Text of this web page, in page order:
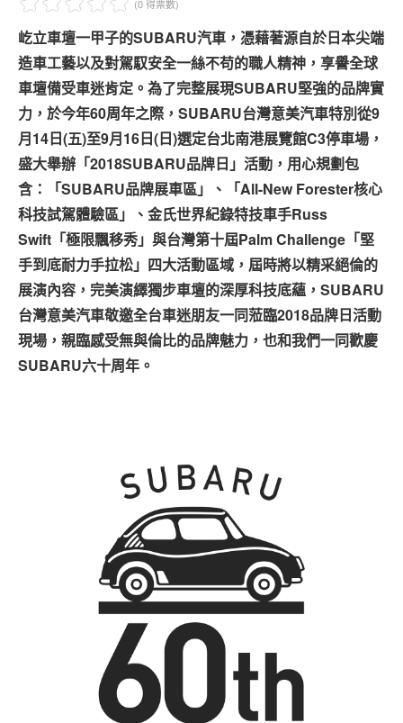
車型比拼
兩輪世界
(0 得票數)
屹立車壇一甲子的SUBARU汽車，憑藉著源自於日本尖端
造車工藝以及對駕馭安全一絲不苟的職人精神，享譽全球
車壇備受車迷肯定。為了完整展現SUBARU堅強的品牌實
力，於今年60周年之際，SUBARU台灣意美汽車特別從9
月14日(五)至9月16日(日)選定台北南港展覽館C3停車場，
盛大舉辦「2018SUBARU品牌日」活動，用心規劃包
含：「SUBARU品牌展車區」、「All-New Forester核心
科技試駕體驗區」、金氏世界紀錄特技車手Russ
Swift「極限飄移秀」與台灣第十屆Palm Challenge「堅
手到底耐力手拉松」四大活動區域，屆時將以精采絕倫的
展演內容，完美演繹獨步車壇的深厚科技底蘊，SUBARU
台灣意美汽車敬邀全台車迷朋友一同蒞臨2018品牌日活動
現場，親臨感受無與倫比的品牌魅力，也和我們一同歡慶
SUBARU六十周年。